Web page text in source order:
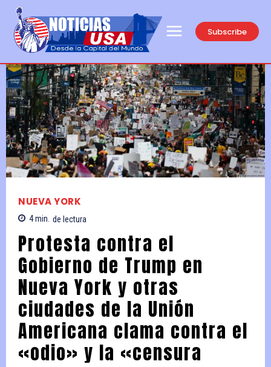
Subscribe
NUEVA YORK
4min. de lectura
Protesta contra el
Gobierno de Trump en
Nueva York y otras
ciudades de la Unión
Americana clama contra el
«odio» y la «censura